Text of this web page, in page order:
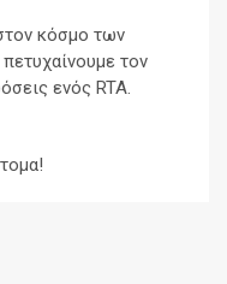
κόσμο των
τον
ενός RTA.